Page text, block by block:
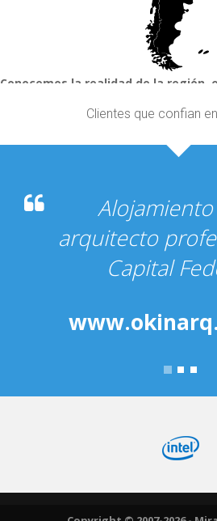
Conocemos la realidad de la región,
Clientes que confian en
Alojamiento
arquitecto
Capital